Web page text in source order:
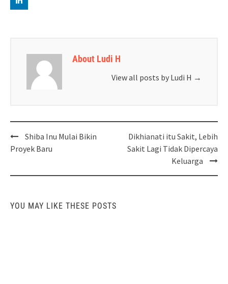
About Ludi H
View all posts by Ludi H →
Post
navigation
Shiba Inu Mulai Bikin
Proyek Baru
Dikhianati itu Sakit, Lebih
Sakit Lagi Tidak Dipercaya
Keluarga
YOU MAY LIKE THESE POSTS